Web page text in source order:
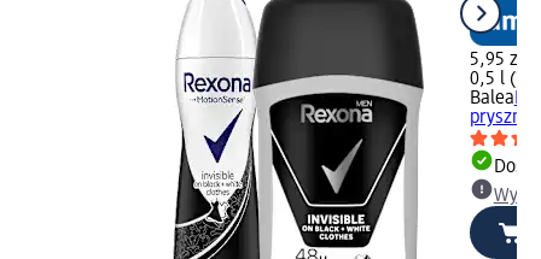
5,95 zł
0,5 l
Balea